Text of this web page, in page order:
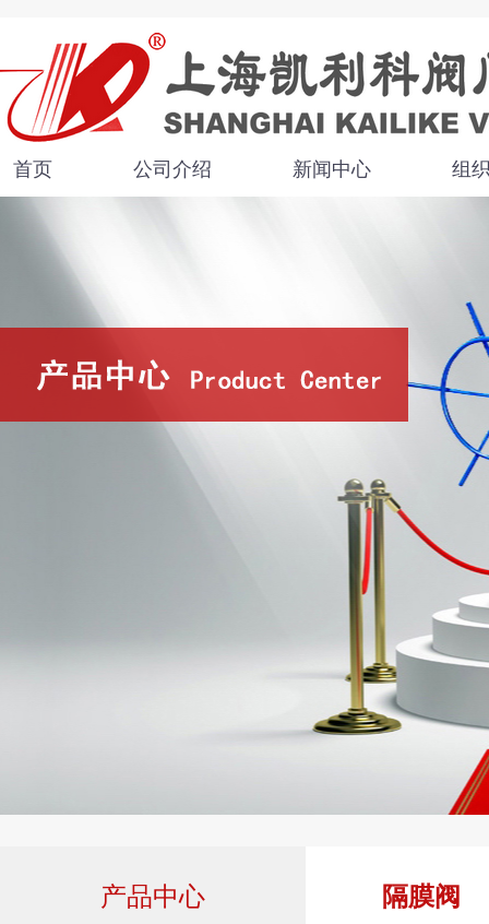
首页 公司介绍 新闻中心 组
产品中心 隔膜阀